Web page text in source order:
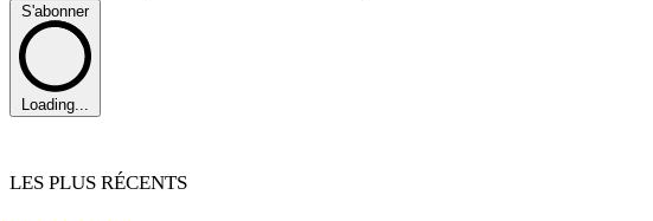
S'abonner
Loading...
LES PLUS RÉCENTS